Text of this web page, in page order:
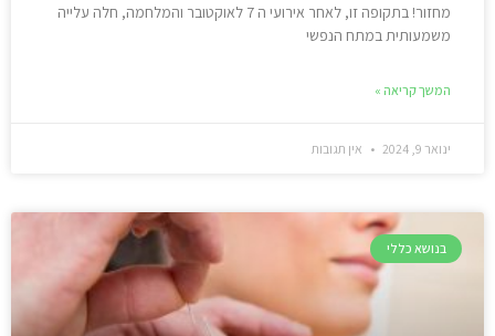
מחזור! בתקופה זו, לאחר אירועי ה 7 לאוקטובר והמלחמה, חלה עלייה
משמעותית במתח הנפשי
המשך קריאה »
ינואר 9, 2024 אין תגובות
בנושא כללי